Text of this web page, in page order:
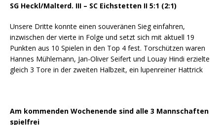
SG Heckl/Malterd. III – SC Eichstetten II 5:1 (2:1)
Unsere Dritte konnte einen souveränen Sieg einfahren,
inzwischen der vierte in Folge und setzt sich mit aktuell 19
Punkten aus 10 Spielen in den Top 4 fest. Torschützen waren
Hannes Mühlemann, Jan-Oliver Seifert und Louay Hindi erzielte
gleich 3 Tore in der zweiten Halbzeit, ein lupenreiner Hattrick
Am kommenden Wochenende sind alle 3 Mannschaften
spielfrei